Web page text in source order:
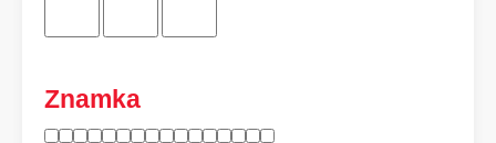
Znamka